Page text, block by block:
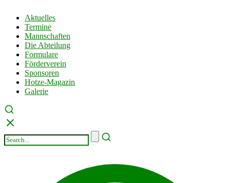
Aktuelles
Termine
Mannschaften
Die Abteilung
Formulare
Förderverein
Sponsoren
Hotze-Magazin
Galerie